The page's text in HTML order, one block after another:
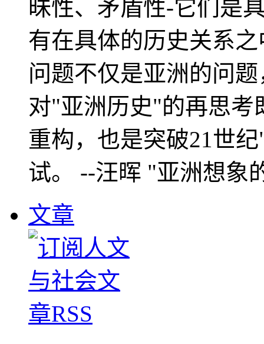
昧性、矛盾性-它们是
有在具体的历史关系
问题不仅是亚洲的问
对"亚洲历史"的再思考
重构，也是突破21世
试。 --汪晖 "亚洲想象
文章